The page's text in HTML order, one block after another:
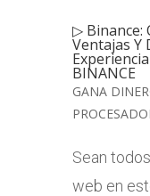
▷ Binance:
Ventajas Y
BINANCE
GANA
Sean
web en